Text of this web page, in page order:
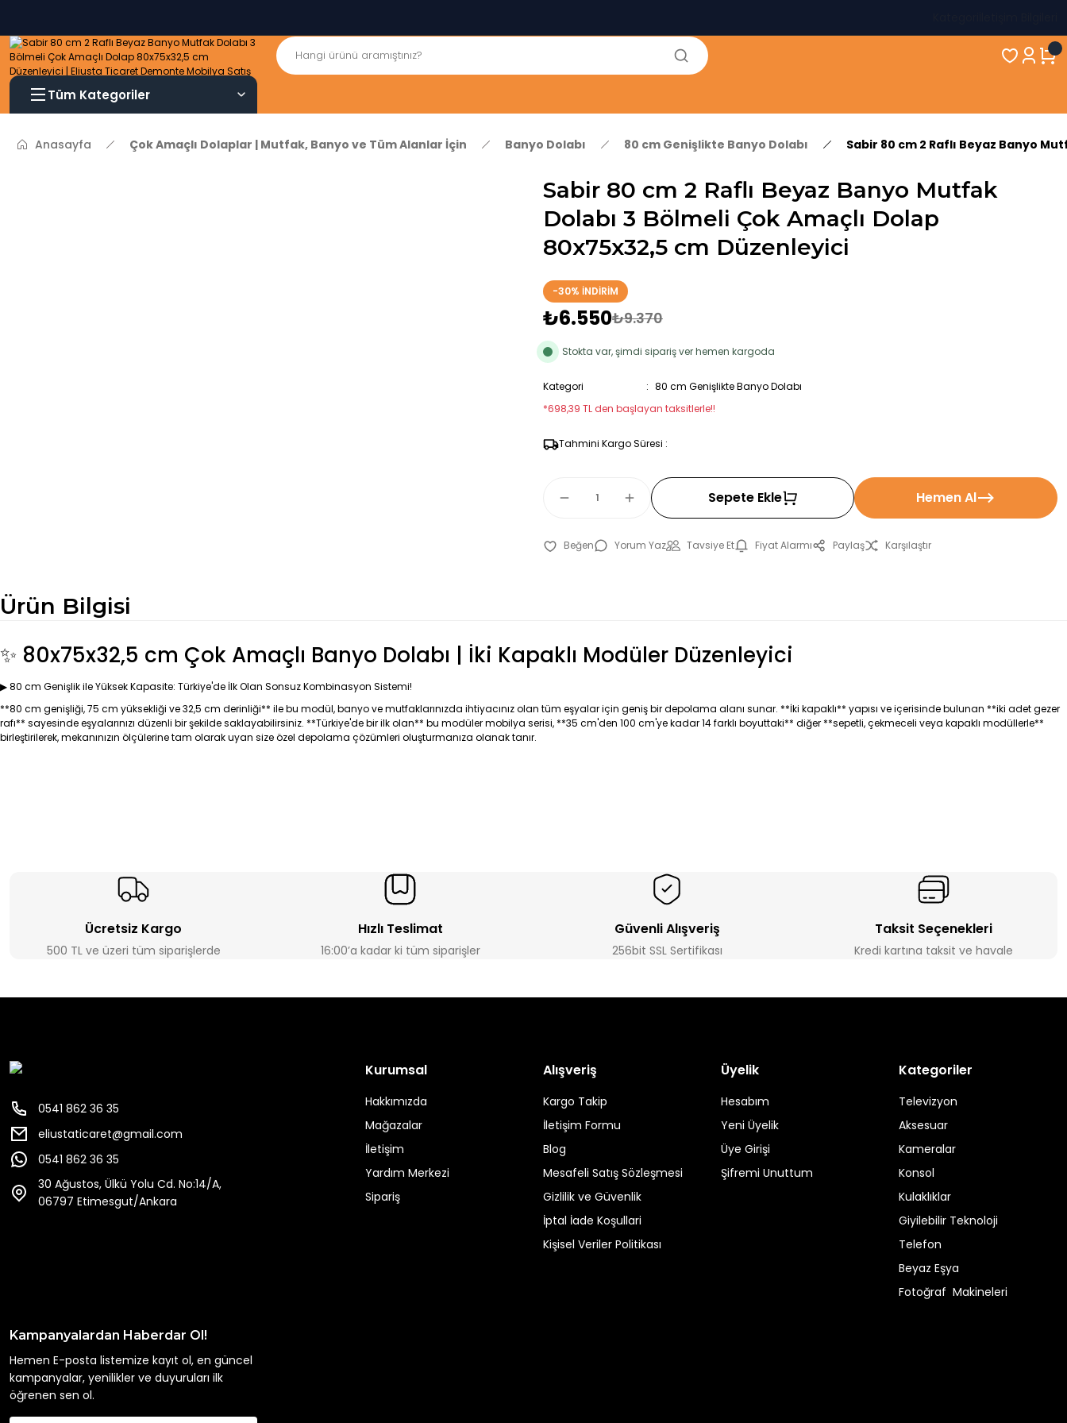
5'er cm Aralıklarla 35 cm'den 100 cm'e kadar Genişliğe Sahip
% 100 Mdf Tekerlekli Masa ile Uzun Ömürlü ve Kolay Kullanım
Kaliteli hizmet, güvenli alışveriş ve satış sonrası destek
Tüm Kategoriler
Anasayfa Çok Amaçlı Dolaplar | Mutfak, Banyo ve Tüm Alanlar İçin Banyo Dolabı 80 cm Genişlikte Banyo Dolabı Sabir 80 cm 2 Raflı Beyaz Banyo
Sabir 80 cm 2 Raflı Beyaz Banyo Mutfak
Dolabı 3 Bölmeli Çok Amaçlı Dolap
80x75x32,5 cm Düzenleyici
-30% İNDİRİM
₺6.550₺9.370
Stokta var, şimdi sipariş ver hemen kargoda
Kategori
80 cm Genişlikte Banyo Dolabı
*698,39 TL den başlayan taksitlerle!!
Tahmini Kargo Süresi :
Sepete Ekle Hemen Al
Yorum Yaz Tavsiye Et Fiyat Alarmı Paylaş Karşılaştır
Ürün Bilgisi
✨ 80x75x32,5 cm Çok Amaçlı Banyo Dolabı | İki Kapaklı Modüler Düzenleyici
▶ 80 cm Genişlik ile Yüksek Kapasite: Türkiye'de İlk Olan Sonsuz Kombinasyon Sistemi!
**80 cm genişliği, 75 cm yüksekliği ve 32,5 cm derinliği** ile bu modül, banyo ve mutfaklarınızda ihtiyacınız olan tüm eşyalar için geniş bir depolama alanı sunar. **İki kapaklı** yapısı ve içerisinde bulunan **iki adet gezer
rafı** sayesinde eşyalarınızı düzenli bir şekilde saklayabilirsiniz. **Türkiye'de bir ilk olan** bu modüler mobilya serisi, **35 cm'den 100 cm'ye kadar 14 farklı boyuttaki** diğer **sepetli, çekmeceli veya kapaklı modüllerle**
birleştirilerek, mekanınızın ölçülerine tam olarak uyan size özel depolama çözümleri oluşturmanıza olanak tanır.
Ücretsiz Kargo
500 TL ve üzeri tüm siparişlerde
Hızlı Teslimat
16:00’a kadar ki tüm siparişler
Güvenli Alışveriş
256bit SSL Sertifikası
Taksit Seçenekleri
Kredi kartına taksit ve havale
0541 862 36 35
eliustaticaret@gmail.com
0541 862 36 35
30 Ağustos, Ülkü Yolu Cd. No:14/A,
06797 Etimesgut/Ankara
Kurumsal
Hakkımızda
Mağazalar
İletişim
Yardım Merkezi
Sipariş
Alışveriş
Kargo Takip
İletişim Formu
Blog
Mesafeli Satış Sözleşmesi
Gizlilik ve Güvenlik
İptal İade Koşullari
Kişisel Veriler Politikası
Üyelik
Hesabım
Yeni Üyelik
Üye Girişi
Şifremi Unuttum
Kategoriler
Televizyon
Aksesuar
Kameralar
Konsol
Kulaklıklar
Giyilebilir Teknoloji
Telefon
Beyaz Eşya
Fotoğraf Makineleri
Kampanyalardan Haberdar Ol!
Hemen E-posta listemize kayıt ol, en güncel
kampanyalar, yenilikler ve duyuruları ilk
öğrenen sen ol.